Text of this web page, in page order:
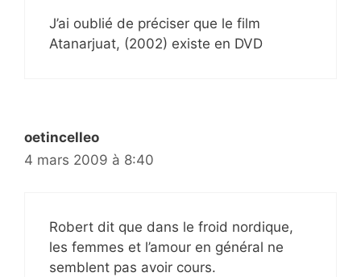
J’ai oublié de préciser que le film
Atanarjuat, (2002) existe en DVD
oetincelleo
4 mars 2009 à 8:40
Robert dit que dans le froid nordique,
les femmes et l’amour en général ne
semblent pas avoir cours.